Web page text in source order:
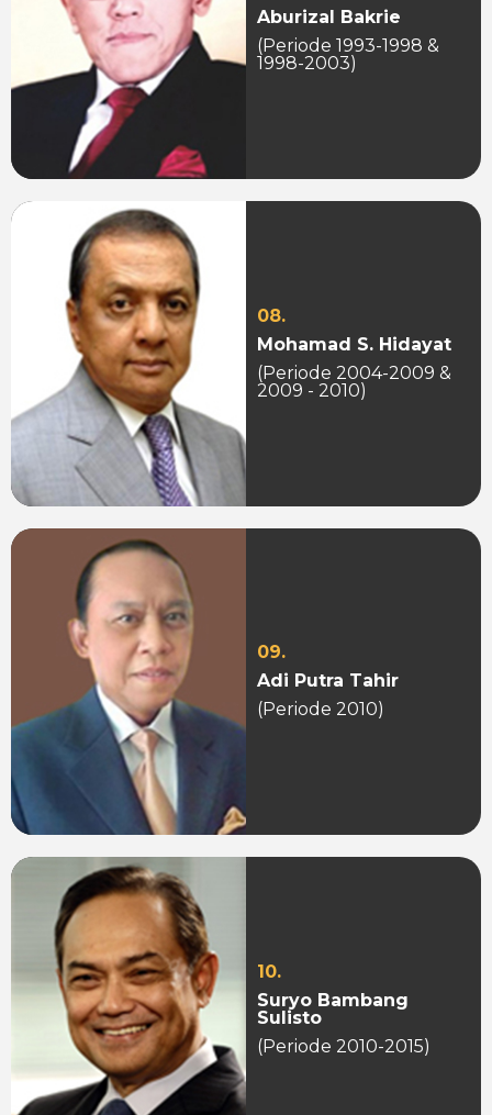
Aburizal Bakrie
(Periode 1993-1998 &
1998-2003)
08.
Mohamad S. Hidayat
(Periode 2004-2009 &
2009 - 2010)
09.
Adi Putra Tahir
(Periode 2010)
10.
Suryo Bambang
Sulisto
(Periode 2010-2015)